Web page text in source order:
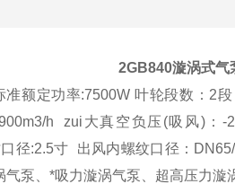
2GB840漩涡式气
准额定功率:7500W 叶轮段数：2
h zui大真空负压(吸风)：-
径:2.5寸 出风内螺纹口径：
气泵、*吸力漩涡气泵、超高压力